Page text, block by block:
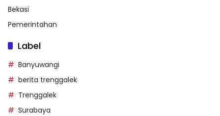
Bekasi
Pemerintahan
Label
Banyuwangi
berita trenggalek
Trenggalek
Surabaya